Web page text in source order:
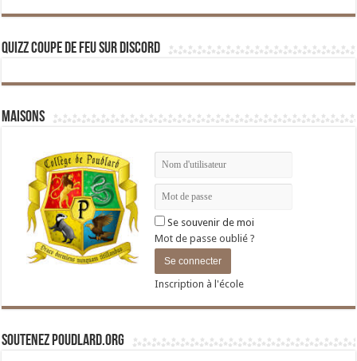
Quizz Coupe de Feu sur Discord
Maisons
Se souvenir de moi
Mot de passe oublié ?
Inscription à l'école
Soutenez Poudlard.org